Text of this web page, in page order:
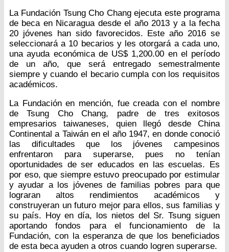
La Fundación Tsung Cho Chang ejecuta este programa
de beca en Nicaragua desde el año 2013 y a la fecha
20 jóvenes han sido favorecidos. Este año 2016 se
seleccionará a 10 becarios y les otorgará a cada uno,
una ayuda económica de US$ 1,200.00 en el período
de un año, que será entregado semestralmente
siempre y cuando el becario cumpla con los requisitos
académicos.
La Fundación en mención, fue creada con el nombre
de Tsung Cho Chang, padre de tres exitosos
empresarios taiwaneses, quien llegó desde China
Continental a Taiwán en el año 1947, en donde conoció
las dificultades que los jóvenes campesinos
enfrentaron para superarse, pues no tenían
oportunidades de ser educados en las escuelas. Es
por eso, que siempre estuvo preocupado por estimular
y ayudar a los jóvenes de familias pobres para que
lograran altos rendimientos académicos y
construyeran un futuro mejor para ellos, sus familias y
su país. Hoy en día, los nietos del Sr. Tsung siguen
aportando fondos para el funcionamiento de la
Fundación, con la esperanza de que los beneficiados
de esta beca ayuden a otros cuando logren superarse.